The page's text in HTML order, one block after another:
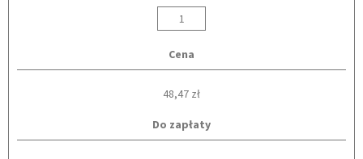
Cena
48,47 zł
Do zapłaty